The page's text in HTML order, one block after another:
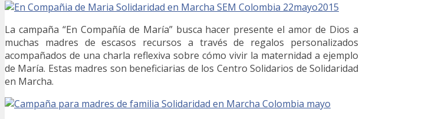
La campaña “En Compañía de María” busca hacer presente el amor de Dios a
muchas madres de escasos recursos a través de regalos personalizados
acompañados de una charla reflexiva sobre cómo vivir la maternidad a ejemplo
de María. Estas madres son beneficiarias de los Centro Solidarios de Solidaridad
en Marcha.